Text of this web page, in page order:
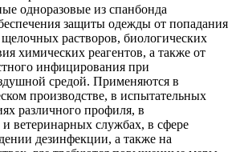
одноразовые из спанбонда
защиты одежды от попадания
растворов, биологических
химических реагентов, а также от
инфицирования при
средой. Применяются в
производстве, в испытательных
различного профиля, в
ветеринарных службах, в сфере
дезинфекции, а также на